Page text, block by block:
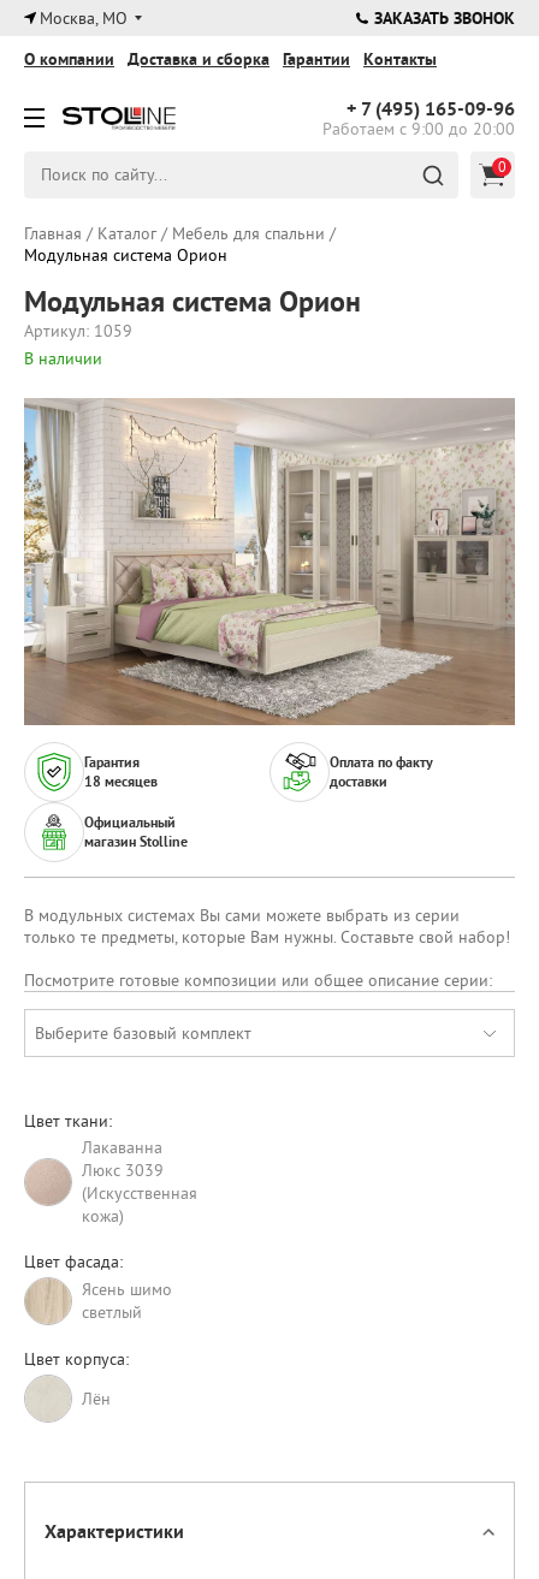
×
Москва, МО ЗАКАЗАТЬ ЗВОНОК
+ 7 (495) 165-09-96
Работаем с 9:00 до 20:00
О компании Доставка и сборка Гарантии Контакты
0
Главная / Каталог/ Мебель для спальни /
Модульная система Орион
Модульная система Орион
Артикул: 1059
В наличии
Гарантия
18 месяцев
Официальный
магазин Stolline
Оплата по факту
доставки
В модульных системах Вы сами можете выбрать из серии
только те предметы, которые Вам нужны. Составьте свой набор!
Посмотрите готовые композиции или общее описание серии:
Выберите базовый комплект
Цвет ткани:
Лакаванна
Люкс 3039
(Искусственная
кожа)
Цвет фасада:
Ясень шимо
светлый
Цвет корпуса:
Лён
Характеристики